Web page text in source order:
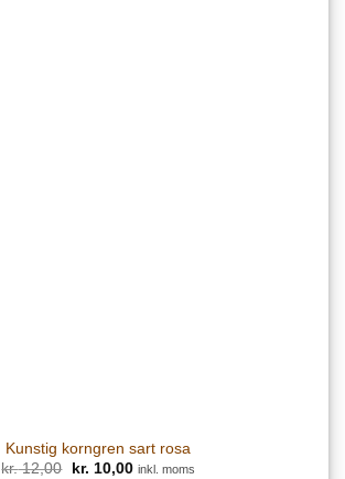
Kunstig korngren sart rosa
kr.12,00
Den
kr. 10,00Den
inkl. moms